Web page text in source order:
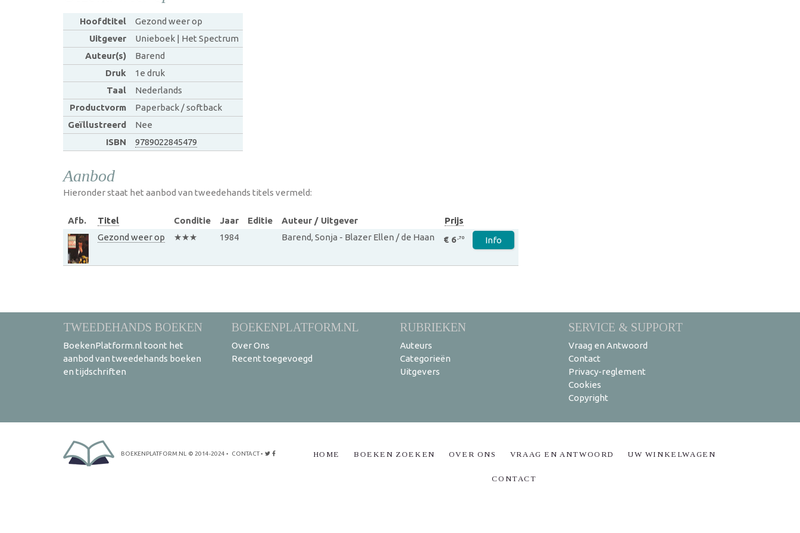
Hoofdtitel
Gezond weer op
Uitgever
Unieboek | Het Spectrum
Auteur(s)
Barend
Druk
1e druk
Taal
Nederlands
Productvorm
Paperback / softback
Geïllustreerd
Nee
ISBN
9789022845479
Aanbod
Hieronder staat het aanbod van tweedehands titels vermeld:
Afb. Titel Conditie Jaar Editie Auteur / Uitgever
Prijs
Gezond weer op
★★★ 1984 Barend, Sonja - Blazer Ellen / de Haan € 6 ,70 Info
TWEEDEHANDS BOEKEN
BoekenPlatform.nl toont het
aanbod van tweedehands boeken
en tijdschriften
BOEKENPLATFORM.NL
Over Ons
Recent toegevoegd
RUBRIEKEN
Auteurs
Categorieën
Uitgevers
SERVICE & SUPPORT
Vraag en Antwoord
Contact
Privacy-reglement
Cookies
Copyright
BOEKENPLATFORM.NL © 2014-2024 • CONTACT• HOME BOEKEN ZOEKEN OVER ONS VRAAG EN ANTWOORD UW WINKELWAGEN
CONTACT